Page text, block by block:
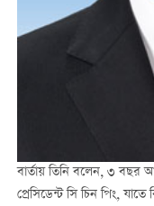
বার্তায় তিনি বলেন, ৩ বছর
প্রেসিডেন্ট সি চিন পিং,